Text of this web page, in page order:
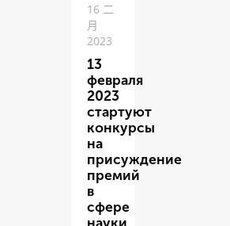
16 二
月
2023
13
февраля
2023
стартуют
конкурсы
на
присуждение
премий
в
сфере